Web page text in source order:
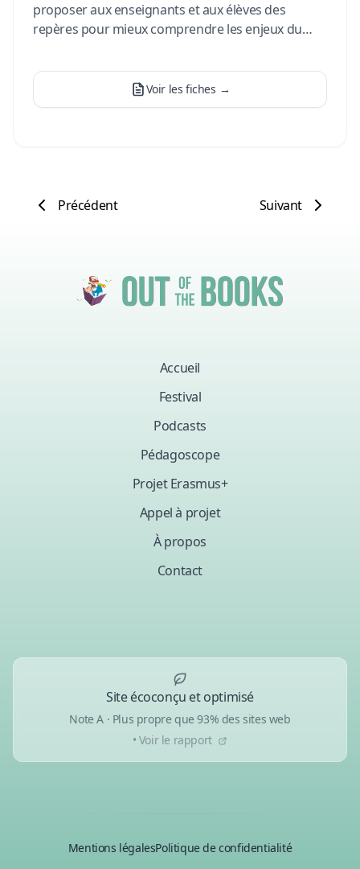
proposer aux enseignants et aux élèves des
repères pour mieux comprendre les enjeux du
Voir les fiches →
Précédent Suivant
Accueil
Festival
Podcasts
Pédagoscope
Projet Erasmus+
Appel à projet
À propos
Contact
Site écoconçu et optimisé
Note A · Plus propre que 93% des sites web
• Voir le rapport
Mentions légalesPolitique de confidentialité